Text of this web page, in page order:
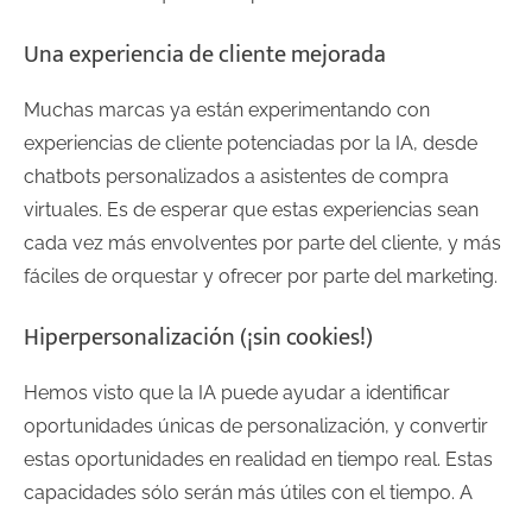
Una experiencia de cliente mejorada
Muchas marcas ya están experimentando con
experiencias de cliente potenciadas por la IA, desde
chatbots personalizados a asistentes de compra
virtuales. Es de esperar que estas experiencias sean
cada vez más envolventes por parte del cliente, y más
fáciles de orquestar y ofrecer por parte del marketing.
Hiperpersonalización (¡sin cookies!)
Hemos visto que la IA puede ayudar a identificar
oportunidades únicas de personalización, y convertir
estas oportunidades en realidad en tiempo real. Estas
capacidades sólo serán más útiles con el tiempo. A